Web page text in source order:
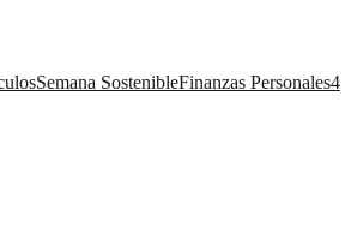
Semana SostenibleFinanzas Personales4